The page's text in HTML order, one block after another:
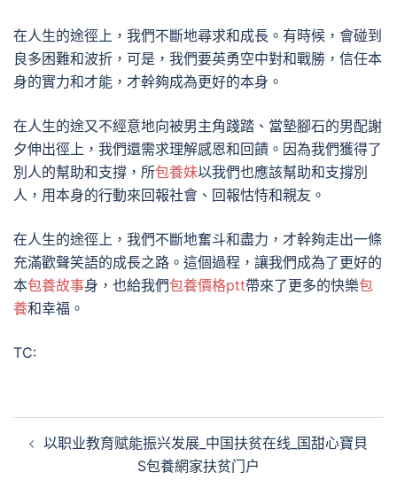
在人生的途徑上，我們不斷地尋求和成長。有時候，會碰到
良多困難和波折，可是，我們要英勇空中對和戰勝，信任本
身的實力和才能，才幹夠成為更好的本身。
在人生的途又不經意地向被男主角踐踏、當墊腳石的男配謝
夕伸出徑上，我們還需求理解感恩和回饋。因為我們獲得了
別人的幫助和支撐，所包養妹以我們也應該幫助和支撐別
人，用本身的行動來回報社會、回報怙恃和親友。
在人生的途徑上，我們不斷地奮斗和盡力，才幹夠走出一條
充滿歡聲笑語的成長之路。這個過程，讓我們成為了更好的
本包養故事身，也給我們包養價格ptt帶來了更多的快樂包
養和幸福。
TC:
章 以职业教育赋能振兴发展_中国扶贫在线_国甜心寶貝
S包養網家扶贫门户